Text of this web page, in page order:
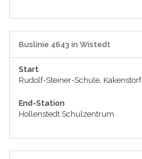
Buslinie 4643 in Wistedt
Start
Rudolf-Steiner-Schule, Kakenstorf
End-Station
Hollenstedt Schulzentrum